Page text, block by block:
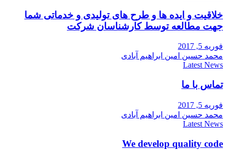
خلاقیت و ایده ها و طرح های تولیدی و خدماتی شما
جهت مطالعه توسط کارشناسان شرکت
فوریه 5, 2017
محمد حسین امین ابراهیم آبادی
Latest News
تماس با ما
فوریه 5, 2017
محمد حسین امین ابراهیم آبادی
Latest News
We develop quality code